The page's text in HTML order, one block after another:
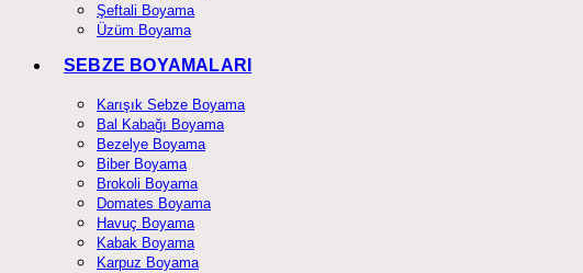
Şeftali Boyama
Üzüm Boyama
SEBZE BOYAMALARI
Karışık Sebze Boyama
Bal Kabağı Boyama
Bezelye Boyama
Biber Boyama
Brokoli Boyama
Domates Boyama
Havuç Boyama
Kabak Boyama
Karpuz Boyama